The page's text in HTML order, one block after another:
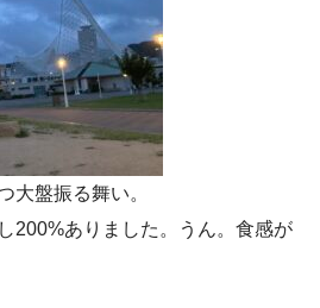
大盤振る舞い。
200%ありました。うん。食感が